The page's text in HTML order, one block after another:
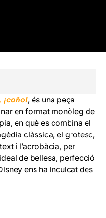
¡coño!, és una peça
en format monòleg de
en què es combina el
clàssica, el grotesc,
i l’acrobàcia, per
de bellesa, perfecció
ens ha inculcat des